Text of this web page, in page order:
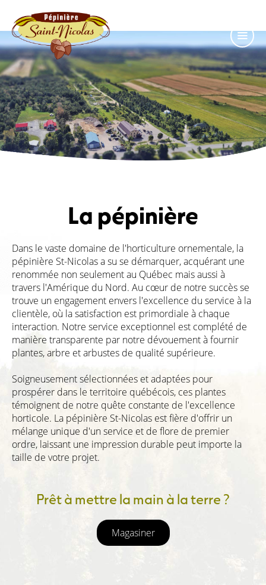
La pépinière
Dans le vaste domaine de l'horticulture ornementale, la
pépinière St-Nicolas a su se démarquer, acquérant une
renommée non seulement au Québec mais aussi à
travers l'Amérique du Nord. Au cœur de notre succès se
trouve un engagement envers l'excellence du service à la
clientèle, où la satisfaction est primordiale à chaque
interaction. Notre service exceptionnel est complété de
manière transparente par notre dévouement à fournir
plantes, arbre et arbustes de qualité supérieure.
Soigneusement sélectionnées et adaptées pour
prospérer dans le territoire québécois, ces plantes
témoignent de notre quête constante de l'excellence
horticole. La pépinière St-Nicolas est fière d'offrir un
mélange unique d'un service et de flore de premier
ordre, laissant une impression durable peut importe la
taille de votre projet.
Prêt à mettre la main à la terre ?
Magasiner